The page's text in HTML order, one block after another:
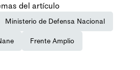
del artículo
Ministerio de Defensa Nacional
Frente Amplio